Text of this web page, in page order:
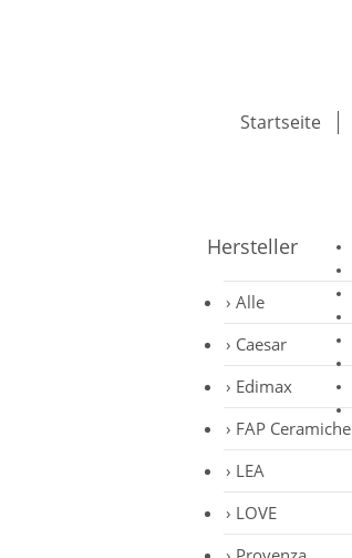
Startseite
Hersteller
Alle
Caesar
Edimax
FAP Ceramiche
LEA
LOVE